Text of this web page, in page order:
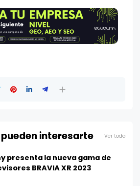
interesarte Ver todo
presenta la nueva gama de
BRAVIA XR 2023